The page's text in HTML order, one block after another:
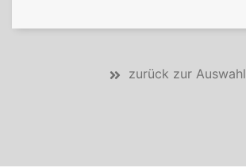
zurück zur Auswahl